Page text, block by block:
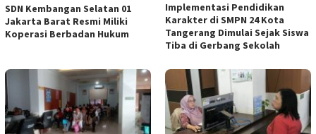
SDN Kembangan Selatan 01
Jakarta Barat Resmi Miliki
Koperasi Berbadan Hukum
Implementasi Pendidikan
Karakter di SMPN 24 Kota
Tangerang Dimulai Sejak Siswa
Tiba di Gerbang Sekolah